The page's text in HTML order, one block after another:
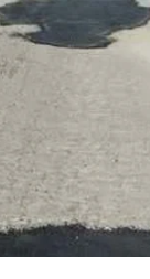
il sopravvento:
non spunta il
“narrazione”, ma il
o